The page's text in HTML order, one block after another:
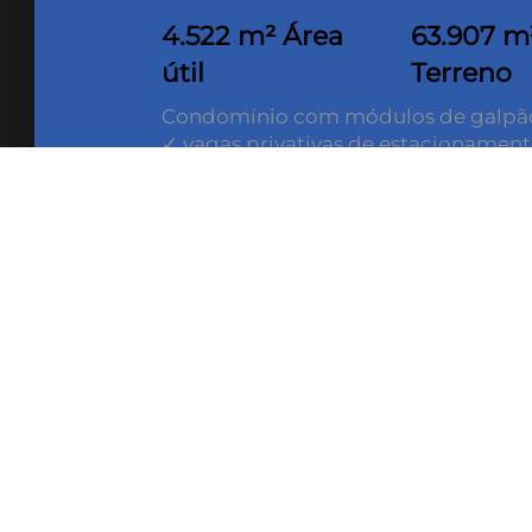
4.522 m² Área
útil
63.907
Terreno
Condomínio com módulos de
✓ vagas privativas de